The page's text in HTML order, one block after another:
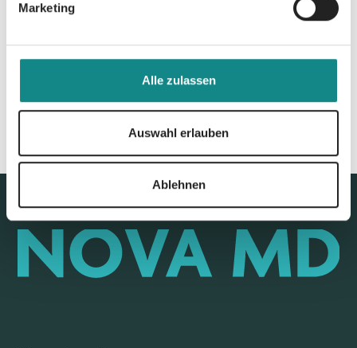
Marketing
Alle zulassen
Auswahl erlauben
Ablehnen